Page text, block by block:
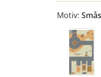
Motiv: